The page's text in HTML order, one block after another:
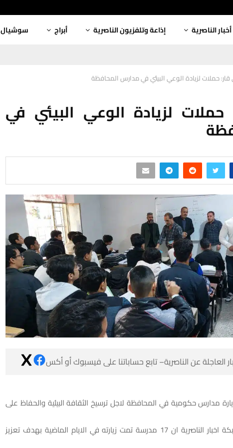
أخبار الناصرية إذاعة وتلفزيون الناصرية أبراج سوشيال
قار: حملات لزيادة الوعي البيئي في مدارس المحافظة
لزيادة الوعي البيئي في
العاجلة عن الناصرية– تابع حساباتنا على فيسبوك أو أكس
مدارس حكومية في المحافظة لاجل ترسيخ الثقافة البيئية والحفاظ على
وذكر الدكتور محسن عزيز لشبكة اخبار الناصرية ان 17 مدرسة تمت زيارته في الايام الماضية بهدف تعزيز